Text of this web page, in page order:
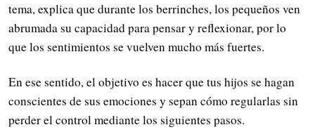
tema, explica que durante los berrinches, los pequeños ven
abrumada su capacidad para pensar y reflexionar, por lo
que los sentimientos se vuelven mucho más fuertes.
En ese sentido, el objetivo es hacer que tus hijos se hagan
conscientes de sus emociones y sepan cómo regularlas sin
perder el control mediante los siguientes pasos.